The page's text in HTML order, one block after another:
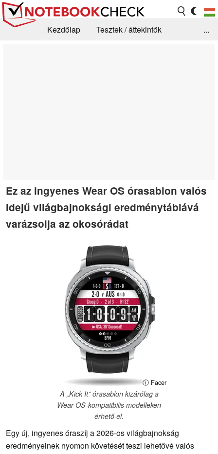
Kezdőlap
Tesztek / áttekintők
...
Ez az ingyenes Wear OS órasablon valós
idejű világbajnoksági eredménytáblává
varázsolja az okosórádat
ⓘ Facer
A „Kick It” órasablon kizárólag a
Wear OS-kompatibilis modelleken
érhető el.
Egy új, ingyenes óraszíj a 2026-os világbajnokság
eredményeinek nyomon követését teszi lehetővé valós